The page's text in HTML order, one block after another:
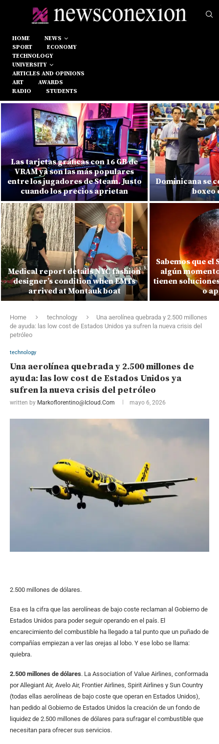
HOME
NEWS
SPORT
ECONOMY
TECHNOLOGY
UNIVERSITY
ARTICLES AND OPINIONS
ART
AWARDS
RADIO
STUDENTS
Las tarjetas gráficas con 16 GB de
VRAM ya son las más populares
entre los jugadores de Steam. Justo
cuando los precios aprietan
Medical report details NYC fashion
designer’s condition when EMTs
arrived at Montauk boat
Dominicana se
boxeo
Sabemos que el
algún
tienen
o
Home technology
Una aerolínea quebrada y 2.500 millones
de ayuda: las low cost de Estados Unidos ya sufren la nueva crisis del
petróleo
technology
Una aerolínea quebrada y 2.500 millones de
ayuda: las low cost de Estados Unidos ya
sufren la nueva crisis del petróleo
written by Markoflorentino@icloud.com mayo 6, 2026
2.500 millones de dólares.
Esa es la cifra que las aerolíneas de bajo coste reclaman al Gobierno de
Estados Unidos para poder seguir operando en el país. El
encarecimiento del combustible ha llegado a tal punto que un puñado de
compañías empiezan a ver las orejas al lobo. Y ese lobo se llama:
quiebra.
2.500 millones de dólares. La Association of Value Airlines, conformada
por Allegiant Air, Avelo Air, Frontier Airlines, Spirit Airlines y Sun Country
(todas ellas aerolíneas de bajo coste que operan en Estados Unidos),
han pedido al Gobierno de Estados Unidos la creación de un fondo de
liquidez de 2.500 millones de dólares para sufragar el combustible que
necesitan para ofrecer sus servicios.